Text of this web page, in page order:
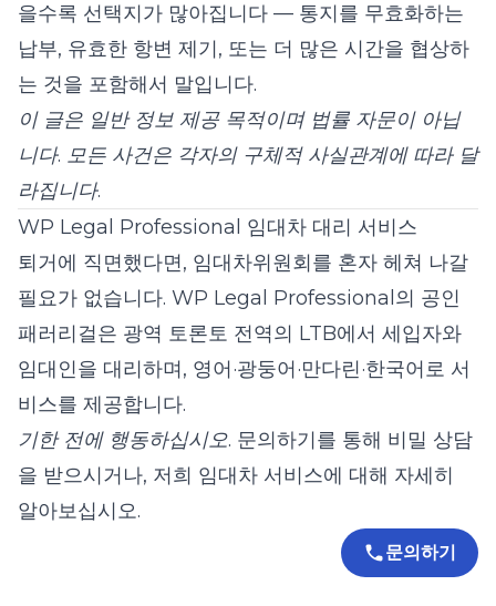
을수록 선택지가 많아집니다 — 통지를 무효화하는
납부, 유효한 항변 제기, 또는 더 많은 시간을 협상하
는 것을 포함해서 말입니다.
이 글은 일반 정보 제공 목적이며 법률 자문이 아닙
니다. 모든 사건은 각자의 구체적 사실관계에 따라 달
라집니다.
WP Legal Professional 임대차 대리 서비스
퇴거에 직면했다면, 임대차위원회를 혼자 헤쳐 나갈
필요가 없습니다. WP Legal Professional 의 공인
패러리걸은 광역 토론토 전역의 LTB에서 세입자와
임대인을 대리하며, 영어·광둥어·만다린·한국어로 서
비스를 제공합니다.
기한 전에 행동하십시오. 문의하기를 통해 비밀 상담
을 받으시거나, 저희 임대차 서비스에 대해 자세히
알아보십시오.
문의하기